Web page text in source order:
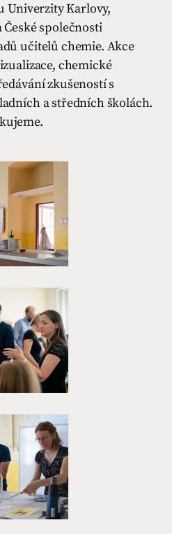
Univerzity Karlovy,
společnosti
učitelů chemie. Akce
chemické
zkušeností s
a středních školách.